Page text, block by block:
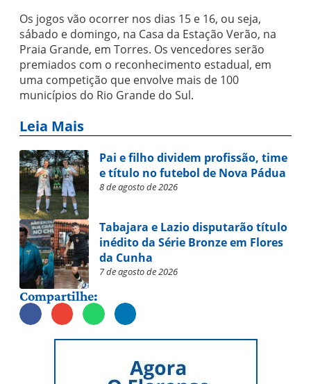
Os jogos vão ocorrer nos dias 15 e 16, ou seja,
sábado e domingo, na Casa da Estação Verão, na
Praia Grande, em Torres. Os vencedores serão
premiados com o reconhecimento estadual, em
uma competição que envolve mais de 100
municípios do Rio Grande do Sul.
Leia Mais
Pai e filho dividem profissão, time
e título no futebol de Nova Pádua
8 de agosto de 2026
Tabajara e Lazio disputarão título
inédito da Série Bronze em Flores
da Cunha
7 de agosto de 2026
Compartilhe: